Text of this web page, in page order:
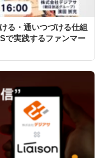
る・通いつづける仕組
で実践するファンマー